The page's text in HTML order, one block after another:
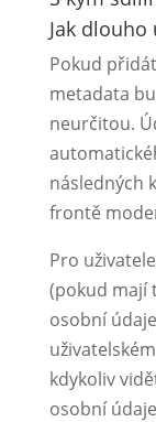
Jak dlouho
Pokud
metadata
neurčitou.
následných
frontě
Pro
(pokud mají
osobní
kdykoliv
osobní